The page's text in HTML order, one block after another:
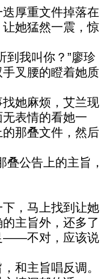
厚重文件掉落在
她猛然一震，惊
我叫你？”廖珍
叉腰的瞪着她质
她麻烦，艾兰现
表情的看她一
那叠文件，然后
公告上的主旨，
，马上找到让她
主旨外，还多了
——不对，应该说
和主旨唱反调。